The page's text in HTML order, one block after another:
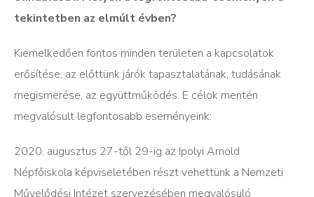
tekintetben az elmúlt évben?
Kiemelkedően fontos minden területen a kapcsolatok
erősítése, az előttünk járók tapasztalatának, tudásának
megismerése, az együttműködés. E célok mentén
megvalósult legfontosabb eseményeink:
2020. augusztus 27-től 29-ig az Ipolyi Arnold
Népfőiskola képviseletében részt vehettünk a Nemzeti
Művelődési Intézet szervezésében megvalósuló